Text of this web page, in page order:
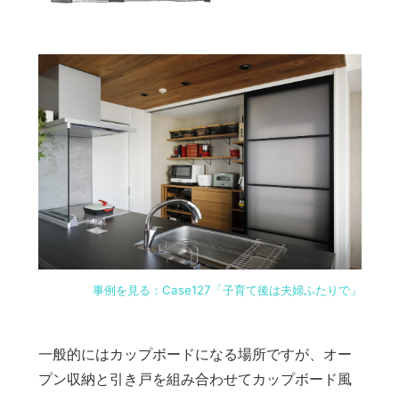
事例を見る：Case127「子育て後は夫婦ふたりで」
一般的にはカップボードになる場所ですが、オー
プン収納と引き戸を組み合わせてカップボード風